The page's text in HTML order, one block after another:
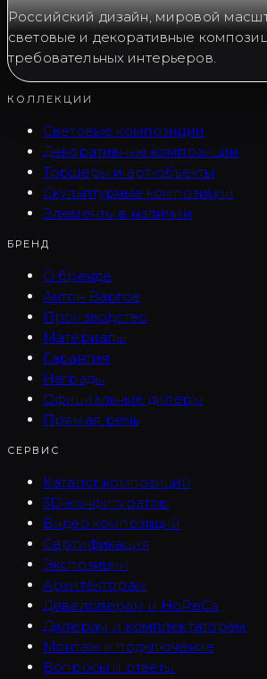
Российский дизайн, мировой
световые и декоративные
требовательных интерьеров.
КОЛЛЕКЦИИ
Световые композиции
Декоративные композиции
Торшеры и арт-объекты
Скульптурные композиции
Элементы в наличии
БРЕНД
О бренде
Антон Варгов
Производство
Материалы
Гарантия
Награды
Официальные дилеры
Прямая речь
СЕРВИС
Каталог композиций
3D-конфигуратор
Видео композиций
Сертификация
Экспозиции
Архитекторам
Девелоперам и HoReCa
Дилерам и комплектаторам
Монтаж и подключение
Вопросы и ответы